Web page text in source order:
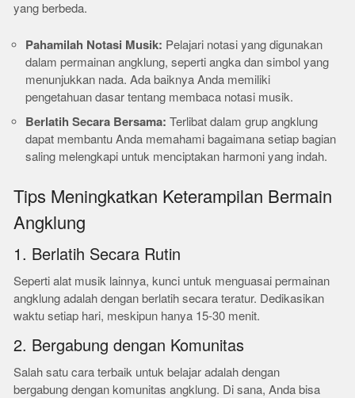
yang berbeda.
Pahamilah Notasi Musik: Pelajari notasi yang digunakan
dalam permainan angklung, seperti angka dan simbol yang
menunjukkan nada. Ada baiknya Anda memiliki
pengetahuan dasar tentang membaca notasi musik.
Berlatih Secara Bersama: Terlibat dalam grup angklung
dapat membantu Anda memahami bagaimana setiap bagian
saling melengkapi untuk menciptakan harmoni yang indah.
Tips Meningkatkan Keterampilan Bermain
Angklung
1. Berlatih Secara Rutin
Seperti alat musik lainnya, kunci untuk menguasai permainan
angklung adalah dengan berlatih secara teratur. Dedikasikan
waktu setiap hari, meskipun hanya 15-30 menit.
2. Bergabung dengan Komunitas
Salah satu cara terbaik untuk belajar adalah dengan
bergabung dengan komunitas angklung. Di sana, Anda bisa